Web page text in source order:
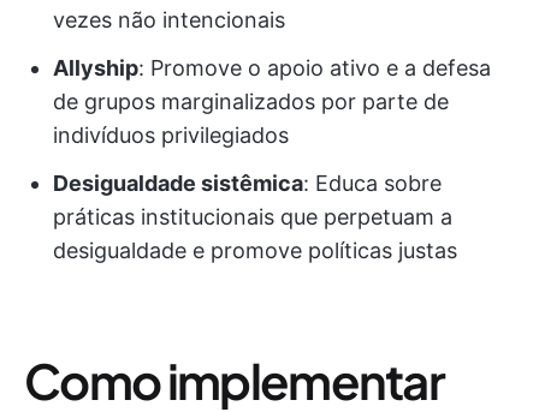
vezes não intencionais
Allyship: Promove o apoio ativo e a defesa
de grupos marginalizados por parte de
indivíduos privilegiados
Desigualdade sistêmica: Educa sobre
práticas institucionais que perpetuam a
desigualdade e promove políticas justas
Como implementar